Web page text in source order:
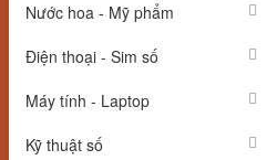
Nước hoa - Mỹ phẩm
Điện thoại - Sim số
Máy tính - Laptop
Kỹ thuật số